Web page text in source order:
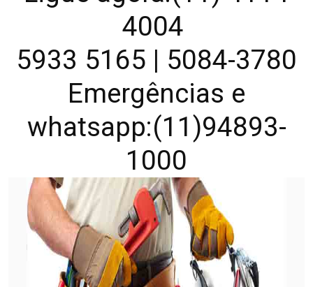
4004
5933 5165 | 5084-3780
Emergências e
whatsapp:(11)94893-
1000